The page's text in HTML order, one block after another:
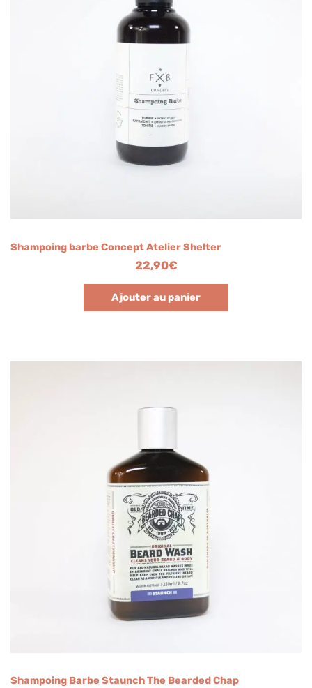
Shampoing barbe Concept Atelier Shelter
22,90€
Ajouter au panier
Shampoing Barbe Staunch The Bearded Chap